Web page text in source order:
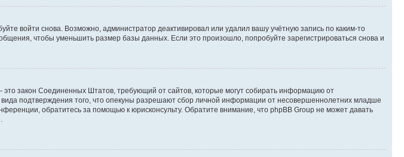
войти снова. Возможно, администратор деактивировал или удалил вашу учётную запись по каким-то
чтобы уменьшить размер базы данных. Если это произошло, попробуйте зарегистрироваться снова и
закон Соединенных Штатов, требующий от сайтов, которые могут собирать информацию от
подтверждения того, что опекуны разрешают сбор личной информации от несовершеннолетних младше
обратитесь за помощью к юрисконсульту. Обратите внимание, что phpBB Group не может давать